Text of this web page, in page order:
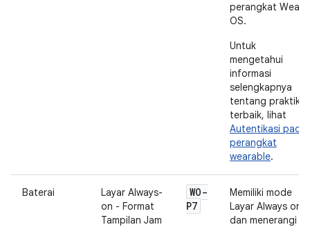
perangkat Wear
OS.
Untuk
mengetahui
informasi
selengkapnya
tentang praktik
terbaik, lihat
Autentikasi pada
perangkat
wearable.
Baterai
Layar Always-
on - Format
Tampilan Jam
WO-
P7
Memiliki mode
Layar Always on
dan menerangi